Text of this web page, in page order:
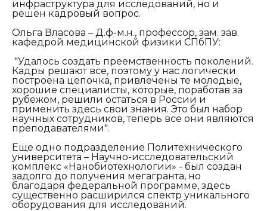
инфраструктура для исследований, но и
решен кадровый вопрос.
Ольга Власова – Д.ф-м.н., профессор, зам. зав.
кафедрой медицинской физики СПбПУ:
"Удалось создать преемственность поколений.
Кадры решают все, поэтому у нас логически
построена цепочка, привлечены те молодые,
хорошие специалисты, которые, поработав за
рубежом, решили остаться в России и
применить здесь свои знания. Это был набор
научных сотрудников, теперь все они являются
преподавателями".
Еще одно подразделение Политехнического
университета – Научно-исследовательский
комплекс «Нанобиотехнологии» - был создан
задолго до получения мегагранта, но
благодаря федеральной программе, здесь
существенно расширился спектр уникального
оборудования для исследований.